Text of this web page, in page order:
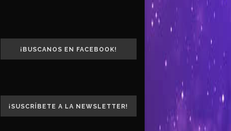
¡BUSCANOS EN FACEBOOK!
¡SUSCRÍBETE A LA NEWSLETTER!